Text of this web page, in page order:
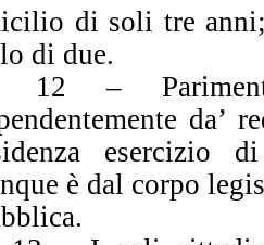
di soli tre
di due.
12 –
da’
esercizio
è dal corpo